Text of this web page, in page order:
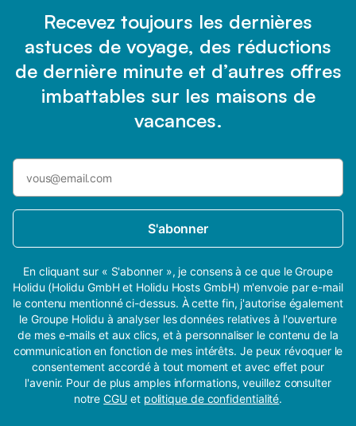
Recevez toujours les dernières
astuces de voyage, des réductions
de dernière minute et d’autres offres
imbattables sur les maisons de
vacances.
S'abonner
En cliquant sur « S'abonner », je consens à ce que le Groupe
Holidu (Holidu GmbH et Holidu Hosts GmbH) m'envoie par e-mail
le contenu mentionné ci-dessus. À cette fin, j'autorise également
le Groupe Holidu à analyser les données relatives à l'ouverture
de mes e-mails et aux clics, et à personnaliser le contenu de la
communication en fonction de mes intérêts. Je peux révoquer le
consentement accordé à tout moment et avec effet pour
l'avenir. Pour de plus amples informations, veuillez consulter
notreCGU et politique de confidentialité.